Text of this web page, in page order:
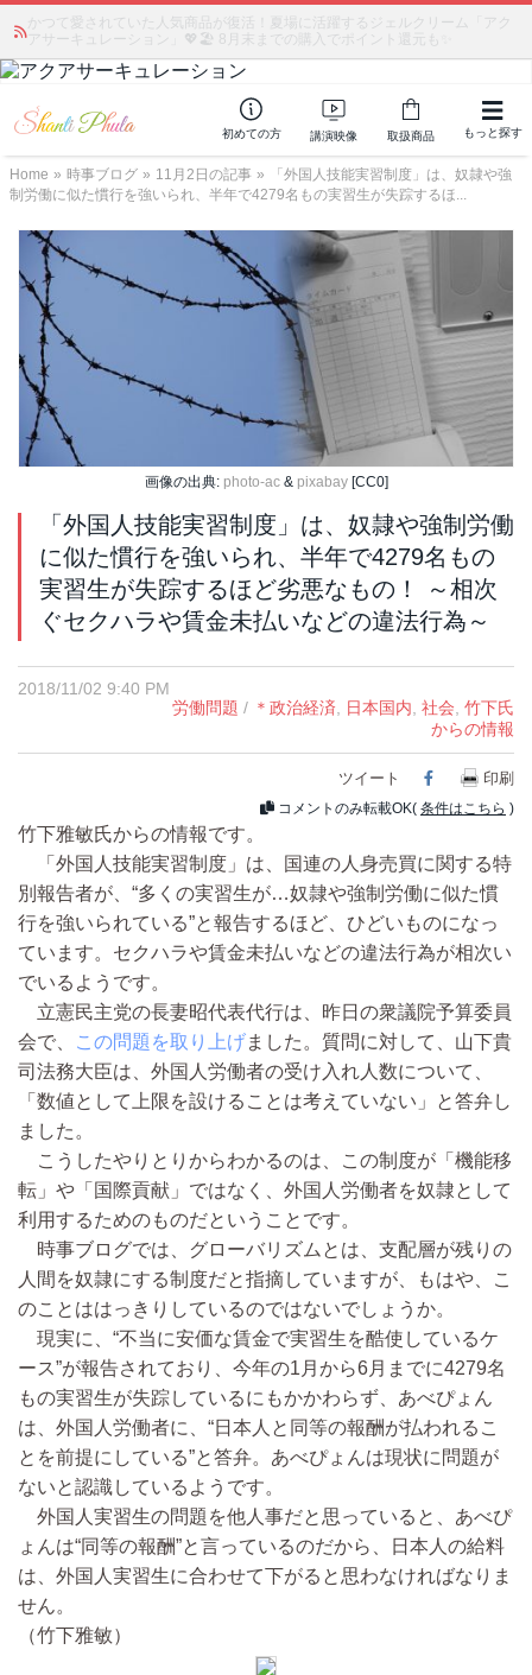
かつて愛されていた人気商品が復活！夏場に活躍するジェルクリーム「アク
アサーキュレーション」💖🏖️ 8月末までの購入でポイント還元も✨
初めての方 講演映像 取扱商品 もっと探す
Home » 時事ブログ » 11月2日の記事 »
「外国人技能実習制度」は、奴隷や強
制労働に似た慣行を強いられ、半年で4279名もの実習生が失踪するほ...
画像の出典: photo-ac& pixabay[CC0]
「外国人技能実習制度」は、奴隷や強制労働
に似た慣行を強いられ、半年で4279名もの
実習生が失踪するほど劣悪なもの！ ～相次
ぐセクハラや賃金未払いなどの違法行為～
2018/11/02 9:40 PM
労働問題 / ＊政治経済, 日本国内, 社会, 竹下氏
からの情報
ツイート Facebook
印刷
コメントのみ転載OK( 条件はこちら )
竹下雅敏氏からの情報です。
「外国人技能実習制度」は、国連の人身売買に関する特
別報告者が、“多くの実習生が…奴隷や強制労働に似た慣
行を強いられている”と報告するほど、ひどいものになっ
ています。セクハラや賃金未払いなどの違法行為が相次い
でいるようです。
立憲民主党の長妻昭代表代行は、昨日の衆議院予算委員
会で、
この問題を取り上げました。質問に対して、山下貴
司法務大臣は、外国人労働者の受け入れ人数について、
「数値として上限を設けることは考えていない」と答弁し
ました。
こうしたやりとりからわかるのは、この制度が「機能移
転」や「国際貢献」ではなく、外国人労働者を奴隷として
利用するためのものだということです。
時事ブログでは、グローバリズムとは、支配層が残りの
人間を奴隷にする制度だと指摘していますが、もはや、こ
のことははっきりしているのではないでしょうか。
現実に、“不当に安価な賃金で実習生を酷使しているケ
ース”が報告されており、今年の1月から6月までに4279名
もの実習生が失踪しているにもかかわらず、あべぴょん
は、外国人労働者に、“日本人と同等の報酬が払われるこ
とを前提にしている”と答弁。あべぴょんは現状に問題が
ないと認識しているようです。
外国人実習生の問題を他人事だと思っていると、あべぴ
ょんは“同等の報酬”と言っているのだから、日本人の給料
は、外国人実習生に合わせて下がると思わなければなりま
せん。
（竹下雅敏）